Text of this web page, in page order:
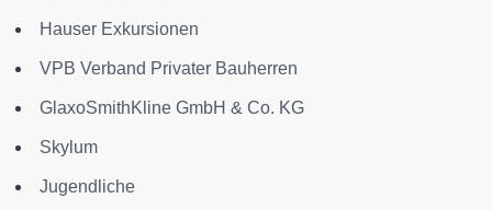
Hauser Exkursionen
VPB Verband Privater Bauherren
GlaxoSmithKline GmbH & Co. KG
Skylum
Jugendliche